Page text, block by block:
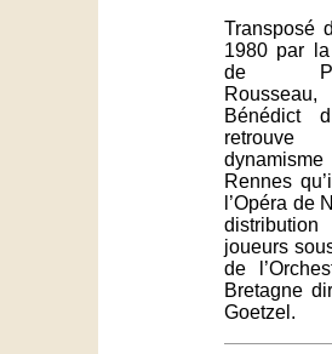
Transposé
1980 par
de
Bénédict
Rennes
l’Opéra de
joueurs
de
Bretagne
Goetzel.